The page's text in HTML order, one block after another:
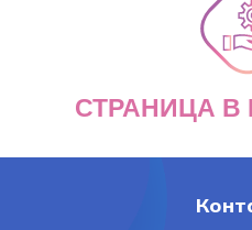
СТРАНИЦА В